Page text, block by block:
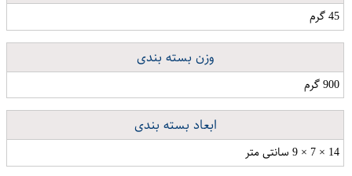
45 گرم
وزن بسته بندی
900 گرم
ابعاد بسته بندی
14 × 7 × 9 سانتی متر